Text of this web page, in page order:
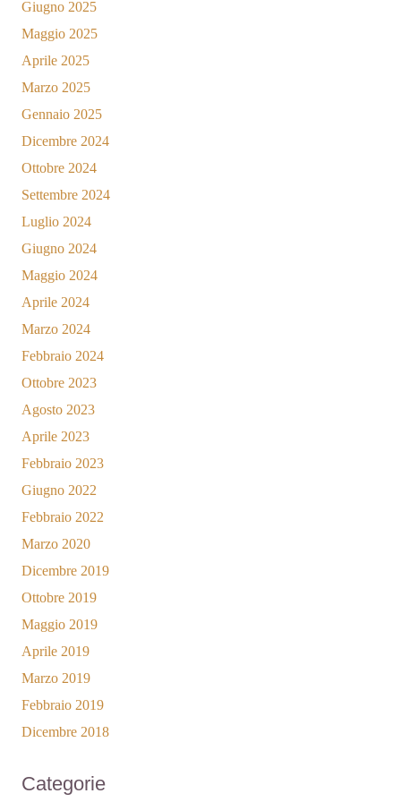
Giugno 2025
Maggio 2025
Aprile 2025
Marzo 2025
Gennaio 2025
Dicembre 2024
Ottobre 2024
Settembre 2024
Luglio 2024
Giugno 2024
Maggio 2024
Aprile 2024
Marzo 2024
Febbraio 2024
Ottobre 2023
Agosto 2023
Aprile 2023
Febbraio 2023
Giugno 2022
Febbraio 2022
Marzo 2020
Dicembre 2019
Ottobre 2019
Maggio 2019
Aprile 2019
Marzo 2019
Febbraio 2019
Dicembre 2018
Categorie